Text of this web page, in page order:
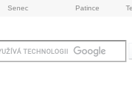
Senec Patince